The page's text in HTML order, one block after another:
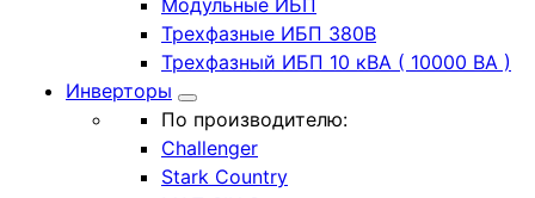
Модульные ИБП
Трехфазные ИБП 380В
Трехфазный ИБП 10 кВА ( 10000 ВА )
Инверторы
По производителю:
Challenger
Stark Country